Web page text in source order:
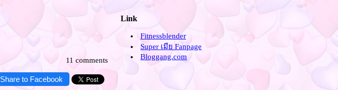
11 comments
Share to Facebook
ต่อแล้วจ๊ะ
งานแต่งเสร็จสิ้น ยังเหนื่อยอยู่เล
Fit & Firm น้ำหนัก 56 กก.แล้ว
สัดส่วนละ ???
Fit & Firm ผู้หญิงกลัวการมี
Fit & Firm Start squat for sexy
Link
Fitnessblender
Super เมีย Fanpage
Bloggang.com